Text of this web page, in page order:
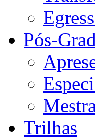
Pós-
Trilhas